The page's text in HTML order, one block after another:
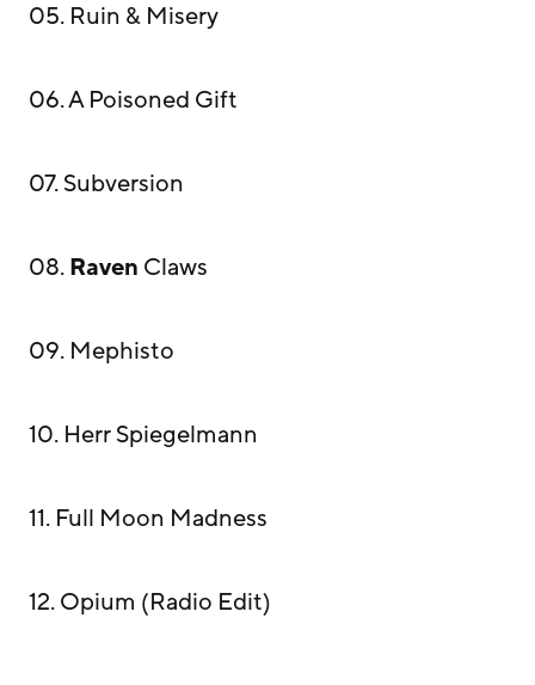
05. Ruin & Misery
06. A Poisoned Gift
07. Subversion
08.Raven Claws
09. Mephisto
10. Herr Spiegelmann
11. Full Moon Madness
12. Opium (Radio Edit)